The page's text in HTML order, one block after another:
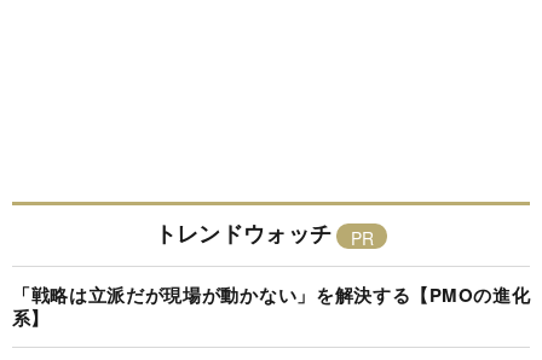
トレンドウォッチ
「戦略は立派だが現場が動かない」を解決する【PMOの進化
系】